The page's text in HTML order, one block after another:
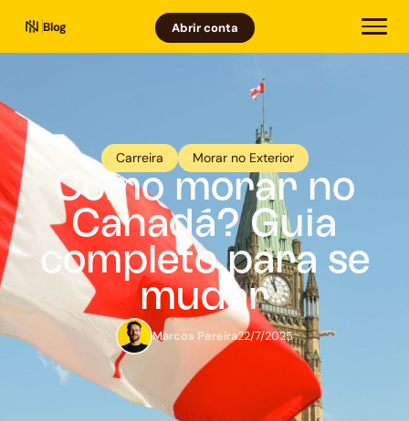
Blog Abrir conta
Carreira Morar no Exterior
Como morar no
Canadá? Guia
completo para se
mudar
Marcos Pereira22/7/2025